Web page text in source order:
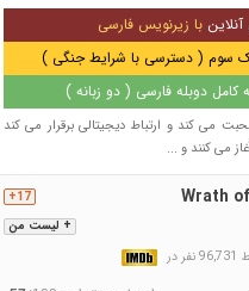
با زیرنویس فارسی
سوم ( دسترسی با شرایط جنگی )
کامل دوبله فارسی ( دو زبانه )
می کند و ارتباط دیجیتالی برقرار می کند
می کنند و ...
+ لیست من
17+ Wrath
در